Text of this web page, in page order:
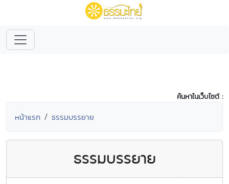
ค้นหาในเว็บไซต์ :
หน้าแรก ธรรมบรรยาย
ธรรมบรรยาย